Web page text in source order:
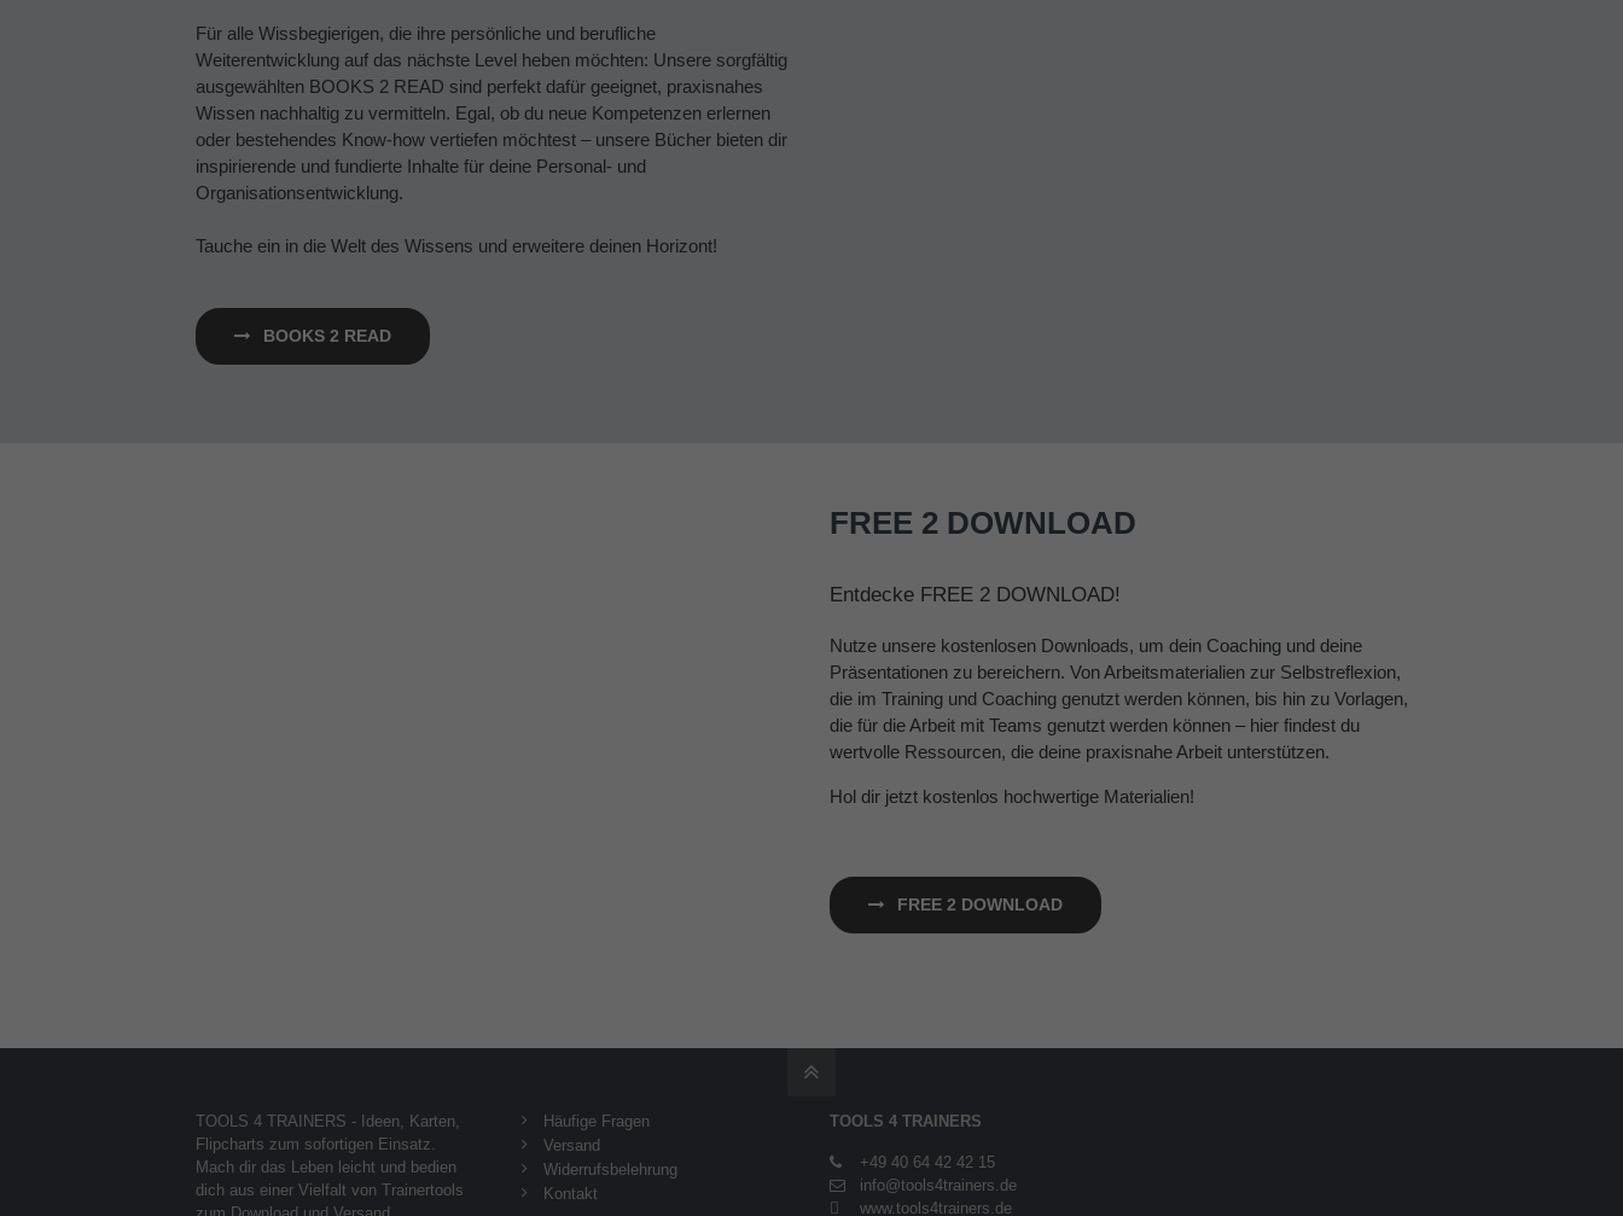
Für alle Wissbegierigen, die ihre persönliche und berufliche
Weiterentwicklung auf das nächste Level heben möchten: Unsere sorgfältig
ausgewählten BOOKS 2 READ sind perfekt dafür geeignet, praxisnahes
Wissen nachhaltig zu vermitteln. Egal, ob du neue Kompetenzen erlernen
oder bestehendes Know-how vertiefen möchtest – unsere Bücher bieten dir
inspirierende und fundierte Inhalte für deine Personal- und
Organisationsentwicklung.
Tauche ein in die Welt des Wissens und erweitere deinen Horizont!
BOOKS 2 READ
FREE 2 DOWNLOAD
Entdecke FREE 2 DOWNLOAD!
Nutze unsere kostenlosen Downloads, um dein Coaching und deine
Präsentationen zu bereichern. Von Arbeitsmaterialien zur Selbstreflexion,
die im Training und Coaching genutzt werden können, bis hin zu Vorlagen,
die für die Arbeit mit Teams genutzt werden können – hier findest du
wertvolle Ressourcen, die deine praxisnahe Arbeit unterstützen.
Hol dir jetzt kostenlos hochwertige Materialien!
FREE 2 DOWNLOAD
TOOLS 4 TRAINERS - Ideen, Karten,
Flipcharts zum sofortigen Einsatz.
Mach dir das Leben leicht und bedien
dich aus einer Vielfalt von Trainertools
Häufige Fragen
Versand
Widerrufsbelehrung
Kontakt
TOOLS 4 TRAINERS
+49 40 64 42 42 15
info@tools4trainers.de
www.tools4trainers.de